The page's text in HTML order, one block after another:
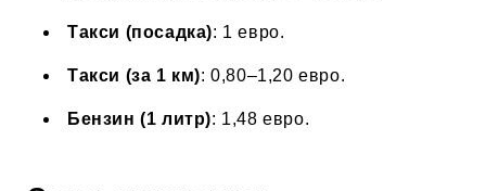
Такси (посадка): 1 евро.
Такси (за 1 км): 0,80–1,20 евро.
Бензин (1 литр): 1,48 евро.